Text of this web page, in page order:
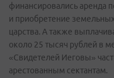
финансировались аренда
и приобретение
царства. А также
около 25 тысяч рублей в
«Свидетелей Иеговы»
арестованным сектантам.